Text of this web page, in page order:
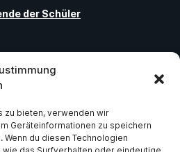
zu bieten, verwenden wir
Geräteinformationen zu speichern
du diesen Technologien
der Schüler
Social-Media-Seiten
die neuesten exklusiven